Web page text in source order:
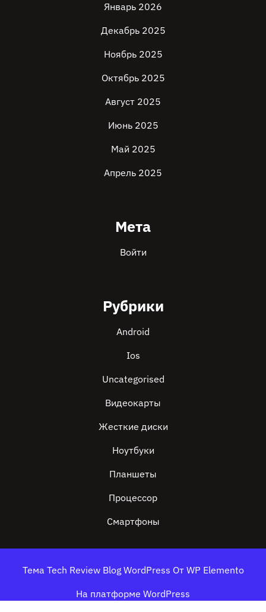
Январь 2026
Декабрь 2025
Ноябрь 2025
Октябрь 2025
Август 2025
Июнь 2025
Май 2025
Апрель 2025
Мета
Войти
Рубрики
Android
Ios
Uncategorised
Видеокарты
Жесткие диски
Ноутбуки
Планшеты
Процессор
Смартфоны
Тема Tech Review Blog WordPress От WP Elemento
На платформе WordPress